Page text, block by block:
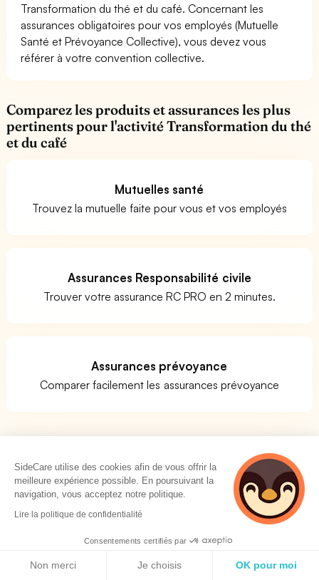
Transformation du thé et du café. Concernant les
assurances obligatoires pour vos employés (Mutuelle
Santé et Prévoyance Collective), vous devez vous
référer à votre convention collective.
Comparez les produits et assurances les plus
pertinents pour l'activité Transformation du thé
et du café
Mutuelles santé
Trouvez la mutuelle faite pour vous et vos employés
Assurances Responsabilité civile
Trouver votre assurance RC PRO en 2 minutes.
Assurances prévoyance
Comparer facilement les assurances prévoyance
Vous vous posez la question de savoir si votre activité
correspond bien au code APE 1083Z ? La réponse n'est
pas évidente. Il n'existe pas de liste de métiers clairs
pour l'activité Transformation du thé et du café. La
vôtre et de voir quel est son code d'activité. Si vous
SideCare utilise des cookies afin de vous offrir la
meilleure expérience possible. En poursuivant la
navigation, vous acceptez notre politique.
Lire la politique de confidentialité
Consentements certifiés par
Non merci Je choisis OK pour moi